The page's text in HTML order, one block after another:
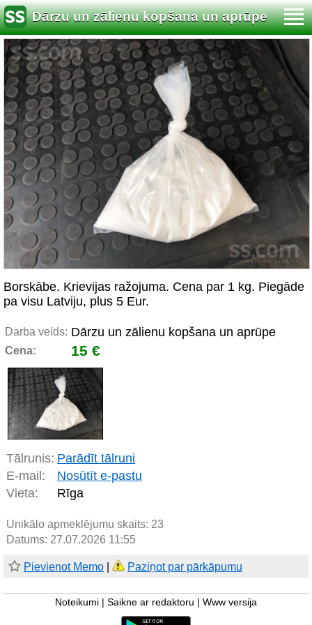
Dārzu un zālienu kopšana un aprūpe
Borskābe. Krievijas ražojuma. Cena par 1 kg. Piegāde
pa visu Latviju, plus 5 Eur.
Darba veids: Dārzu un zālienu kopšana un aprūpe
Cena: 15 €
Tālrunis: Parādīt tālruni
E-mail:
Nosūtīt e-pastu
Vieta:
Rīga
Unikālo apmeklējumu skaits: 23
Datums: 27.07.2026 11:55
Pievienot Memo Paziņot par pārkāpumu
Noteikumi Saikne ar redaktoru Www versija